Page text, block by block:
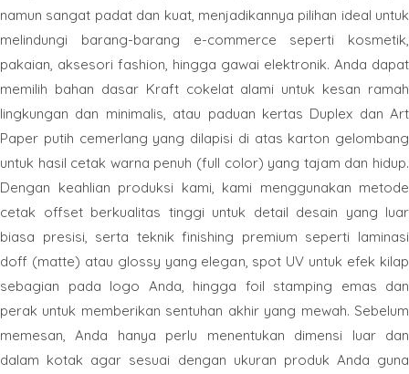
namun sangat padat dan kuat, menjadikannya pilihan ideal untuk
melindungi barang-barang e-commerce seperti kosmetik,
pakaian, aksesori fashion, hingga gawai elektronik. Anda dapat
memilih bahan dasar Kraft cokelat alami untuk kesan ramah
lingkungan dan minimalis, atau paduan kertas Duplex dan Art
Paper putih cemerlang yang dilapisi di atas karton gelombang
untuk hasil cetak warna penuh (full color) yang tajam dan hidup.
Dengan keahlian produksi kami, kami menggunakan metode
cetak offset berkualitas tinggi untuk detail desain yang luar
biasa presisi, serta teknik finishing premium seperti laminasi
doff (matte) atau glossy yang elegan, spot UV untuk efek kilap
sebagian pada logo Anda, hingga foil stamping emas dan
perak untuk memberikan sentuhan akhir yang mewah. Sebelum
memesan, Anda hanya perlu menentukan dimensi luar dan
dalam kotak agar sesuai dengan ukuran produk Anda guna